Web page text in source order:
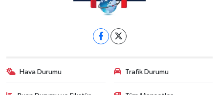
Hava Durumu Trafik Durumu